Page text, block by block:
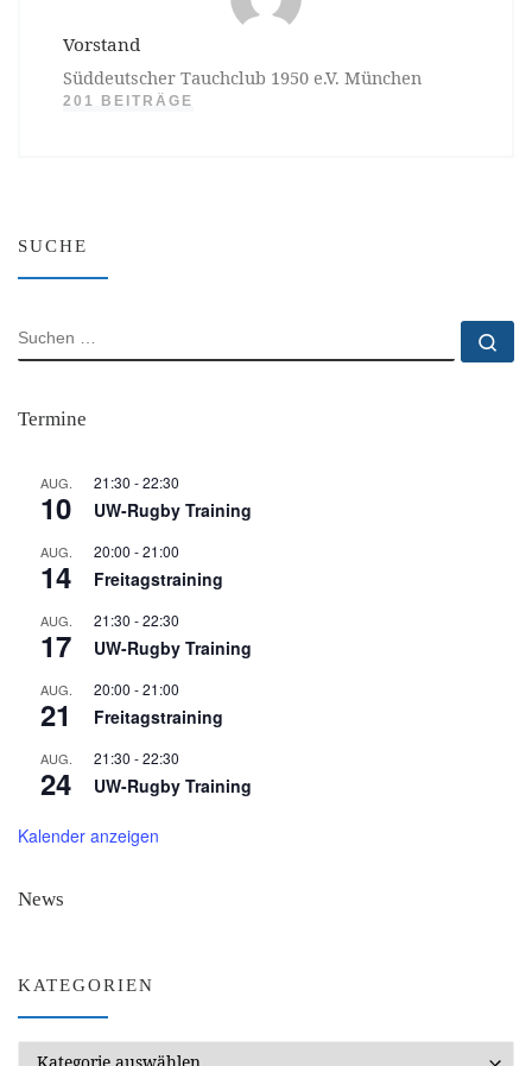
Vorstand
Süddeutscher Tauchclub 1950 e.V. München
201 BEITRÄGE
SUCHE
SUCHE
Termine
AUG.
10
21:30 -22:30
UW-Rugby Training
AUG.
14
20:00 -21:00
Freitagstraining
AUG.
17
21:30 -22:30
UW-Rugby Training
AUG.
21
20:00 -21:00
Freitagstraining
AUG.
24
21:30 -22:30
UW-Rugby Training
Kalender anzeigen
News
KATEGORIEN